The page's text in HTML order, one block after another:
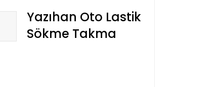
Yazıhan Oto Lastik
Sökme Takma